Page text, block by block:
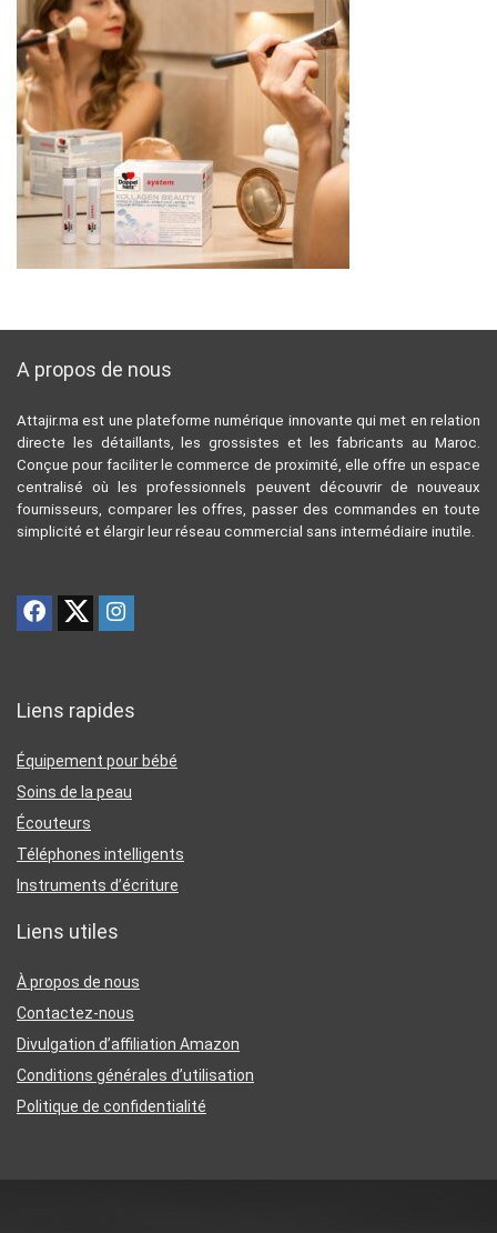
A propos de nous
Attajir.ma est une plateforme numérique innovante qui met en relation
directe les détaillants, les grossistes et les fabricants au Maroc.
Conçue pour faciliter le commerce de proximité, elle offre un espace
centralisé où les professionnels peuvent découvrir de nouveaux
fournisseurs, comparer les offres, passer des commandes en toute
simplicité et élargir leur réseau commercial sans intermédiaire inutile.
Liens rapides
Équipement pour bébé
Soins de la peau
Écouteurs
Téléphones intelligents
Instruments d’écriture
Liens utiles
À propos de nous
Contactez-nous
Divulgation d’affiliation Amazon
Conditions générales d’utilisation
Politique de confidentialité